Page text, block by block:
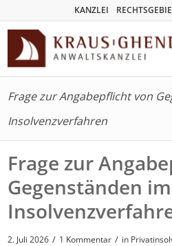
KANZLEI
Frage zur Angabepflicht von
Insolvenzverfahren
Frage zur
Gegenständen im
2. Juli 2026 / 1 Kommentar / in